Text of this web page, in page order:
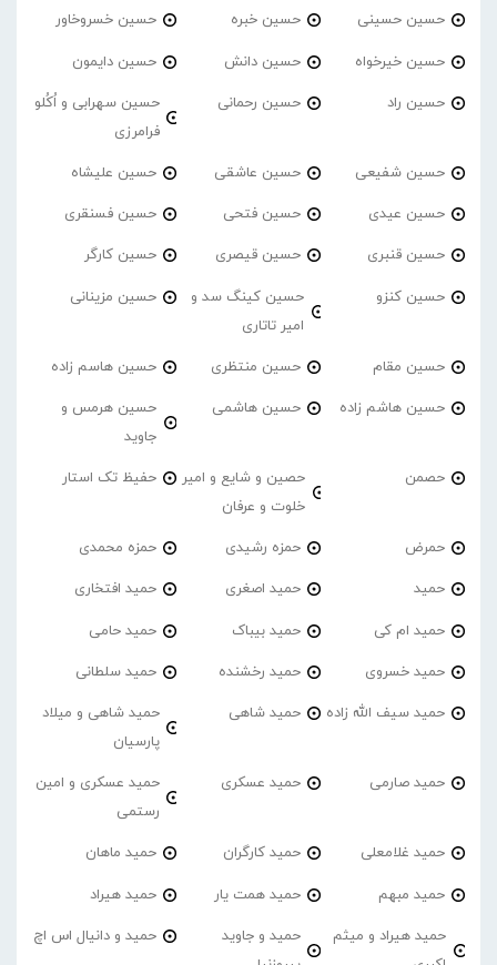
حسین حسینی حسین خبره حسین خسروخاور
حسین خیرخواه حسین دانش حسین دایمون
حسین راد حسین رحمانی
حسین سهرابی و اُکُلو
فرامرزی
حسین شفیعی حسین عاشقی حسین علیشاه
حسین عیدی حسین فتحی حسین فسنقری
حسین قنبری حسین قیصری حسین کارگر
حسین کنزو
حسین کینگ سد و
امیر تاتاری
حسین مزینانی
حسین مقام حسین منتظری حسین هاسم زاده
حسین هاشم زاده حسین هاشمی
حسین هرمس و
جاوید
حصمن
حصین و شایع و امیر
خلوت و عرفان
حفیظ تک استار
حمرض حمزه رشیدی حمزه محمدی
حمید حمید اصغری حمید افتخاری
حمید ام کی حمید بیباک حمید حامی
حمید خسروی حمید رخشنده حمید سلطانی
حمید سیف الله زاده حمید شاهی
حمید شاهی و میلاد
پارسیان
حمید صارمی حمید عسکری
حمید عسکری و امین
رستمی
حمید غلامعلی حمید کارگران حمید ماهان
حمید مبهم حمید همت یار حمید هیراد
حمید هیراد و میثم
حمید و جاوید
حمید و دانیال اس اچ